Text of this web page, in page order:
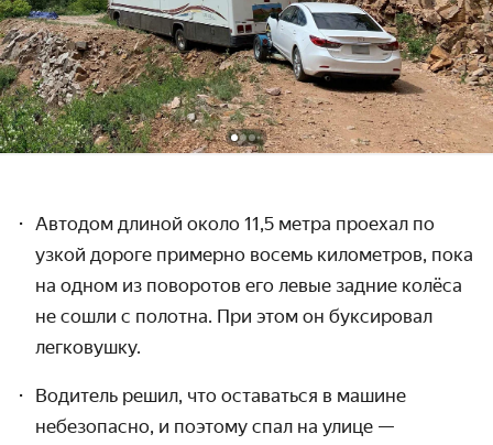
Автодом длиной около 11,5 метра проехал по
узкой дороге примерно восемь километров, пока
на одном из поворотов его левые задние колёса
не сошли с полотна. При этом он буксировал
легковушку.
Водитель решил, что оставаться в машине
небезопасно, и поэтому спал на улице —